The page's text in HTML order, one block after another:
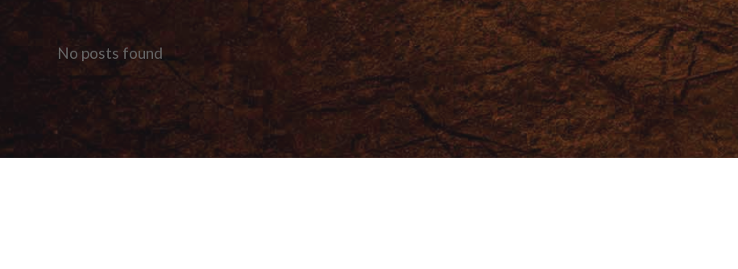
No posts found